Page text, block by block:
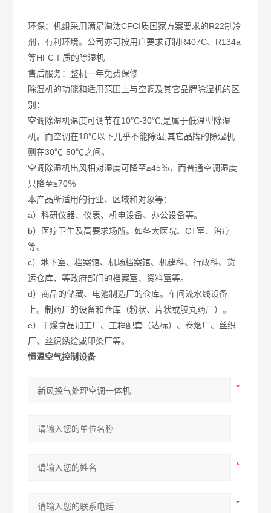
环保：机组采用满足淘汰CFCI质国家方案要求的R22制冷
剂，有利环境。公司亦可按用户要求订制R407C、R134a
等HFC工质的除湿机
售后服务：整机一年免费保修
除湿机的功能和适用范围上与空调及其它品牌除湿机的区
别：
空调除湿机温度可调节在10℃-30℃,是属于低温型除湿
机。而空调在18℃以下几乎不能除湿,其它品牌的除湿机
则在30℃-50℃之间。
空调除湿机出风相对湿度可降至≥45％，而普通空调湿度
只降至≥70％
本产品所适用的行业、区域和对象等：
a）科研仪器、仪表、机电设备、办公设备等。
b）医疗卫生及高要求场所。如各大医院、CT室、治疗
等。
c）地下室、档案馆、机场档案馆、机建科、行政科、货
运仓库、等政府部门的档案室、资料室等。
d）商品的储藏、电池制造厂的仓库。车间流水线设备
上。制药厂的设备和仓库（粉状、片状或胶丸药厂）。
e）干燥食品加工厂、工程配套（达标）、卷烟厂、丝织
厂、丝织绣绘或印染厂等。
恒温空气控制设备